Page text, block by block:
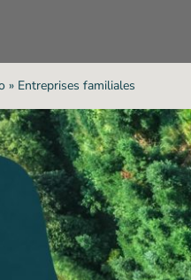
» Entreprises familiales